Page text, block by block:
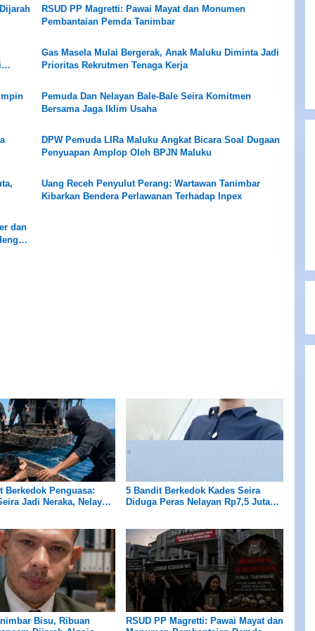
RSUD PP Magretti: Pawai Mayat dan Monumen
Pembantaian Pemda Tanimbar
Gas Masela Mulai Bergerak, Anak Maluku Diminta Jadi
Prioritas Rekrutmen Tenaga Kerja
Pemuda Dan Nelayan Bale-Bale Seira Komitmen
Bersama Jaga Iklim Usaha
DPW Pemuda LIRa Maluku Angkat Bicara Soal Dugaan
Penyuapan Amplop Oleh BPJN Maluku
Uang Receh Penyulut Perang: Wartawan Tanimbar
Kibarkan Bendera Perlawanan Terhadap Inpex
dan
Berkedok Penguasa:
Jadi Neraka, Nelayan
5 Bandit Berkedok Kades Seira
Diduga Peras Nelayan Rp7,5 Juta
Bisu, Ribuan
RSUD PP Magretti: Pawai Mayat dan